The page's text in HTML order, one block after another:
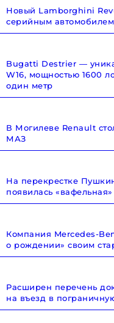
Новый Lamborghini
серийным
Bugatti Destrier —
W16, мощностью 1600
один метр
В Могилеве Renault
МАЗ
На перекрестке
появилась
Компания Mercedes-
о рождении» своим
Расширен перечень
на въезд в